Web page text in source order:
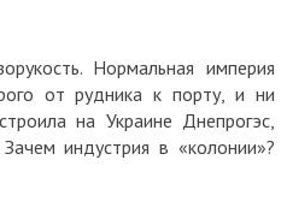
Нормальная империя
от рудника к порту, и ни
на Украине Днепрогэс,
индустрия в «колонии»?